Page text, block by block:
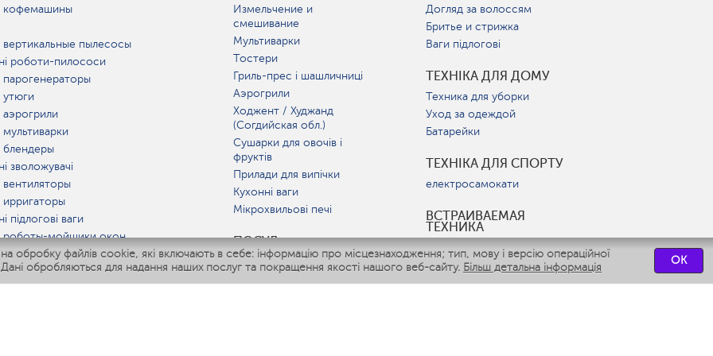
файлів cookie, які включають в себе: інформацію про місцезнаходження; тип, мову і версію операційної
обробляються для надання наших послуг та покращення якості нашого веб-сайту. Більш детальна інформація
OK
кофемашины
пылесосы
роботи-пилососи
зволожувачі
підлогові ваги
роботы-мойщики окон
мультиварки
IQ Home
Измельчение и
смешивание
Мультиварки
Тостери
Гриль-прес і шашличниці
Аэрогрили
Ходжент / Худжанд
(Согдийская обл.)
Сушарки для овочів і
фруктів
Прилади для випічки
Кухонні ваги
Мікрохвильові печі
ПОСУД
Догляд за волоссям
Бритье и стрижка
Ваги підлогові
ТЕХНІКА ДЛЯ ДОМУ
Техника для уборки
Уход за одеждой
Батарейки
ТЕХНІКА ДЛЯ СПОРТУ
електросамокати
ВСТРАИВАЕМАЯ
ТЕХНИКА
Вытяжки
Варочные панели
Духовые шкафы